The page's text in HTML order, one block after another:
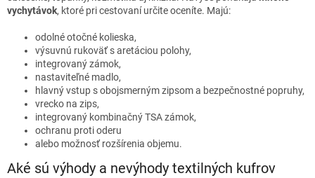
r
y
p
s
vychytávok, ktoré pri cestovaní určite oceníte. Majú:
odolné otočné kolieska,
výsuvnú rukoväť s aretáciou polohy,
integrovaný zámok,
nastaviteľné madlo,
hlavný vstup s obojsmerným zipsom a bezpečnostné popruhy,
vrecko na zips,
integrovaný kombinačný TSA zámok,
ochranu proti oderu
alebo možnosť rozšírenia objemu.
Aké sú výhody a nevýhody textilných kufrov